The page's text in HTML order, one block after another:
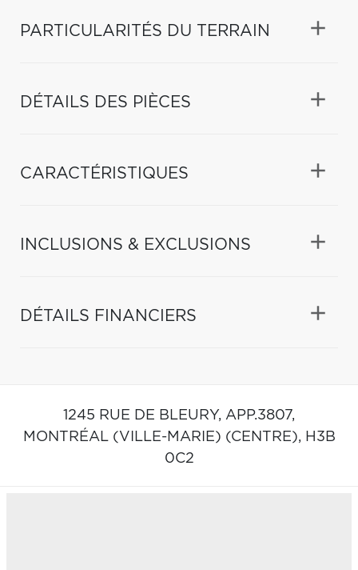
PARTICULARITÉS DU TERRAIN
DÉTAILS DES PIÈCES
CARACTÉRISTIQUES
INCLUSIONS & EXCLUSIONS
DÉTAILS FINANCIERS
1245 RUE DE BLEURY, APP.3807,
MONTRÉAL (VILLE-MARIE) (CENTRE), H3B
0C2